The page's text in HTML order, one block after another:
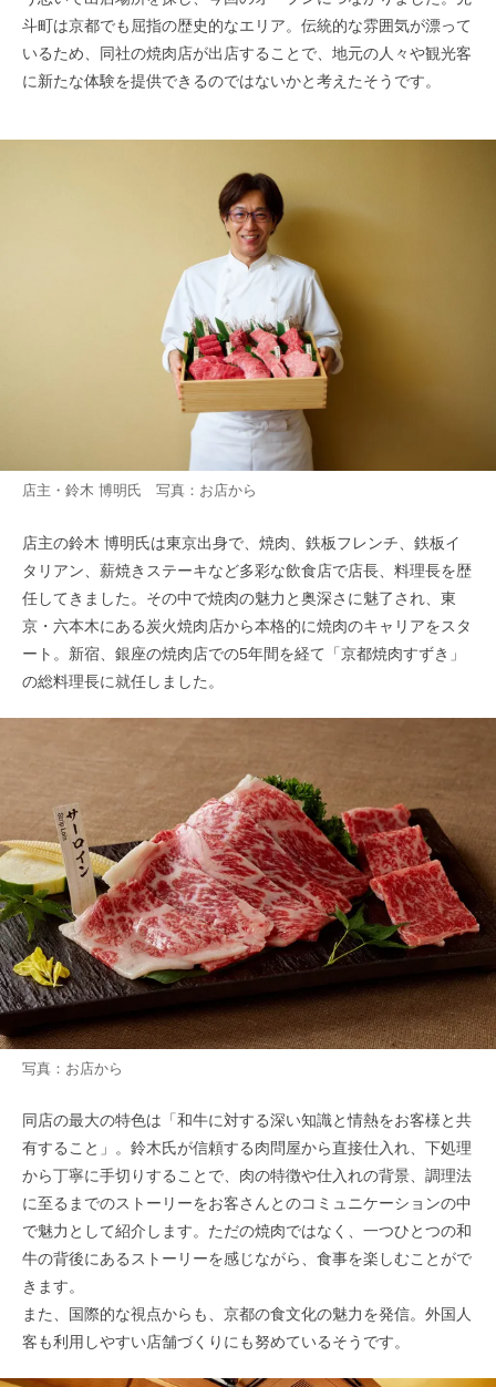
斗町は京都でも屈指の歴史的なエリア。伝統的な雰囲気が漂って
いるため、同社の焼肉店が出店することで、地元の人々や観光客
に新たな体験を提供できるのではないかと考えたそうです。
店主・鈴木 博明氏 写真：お店から
店主の鈴木 博明氏は東京出身で、焼肉、鉄板フレンチ、鉄板イ
タリアン、薪焼きステーキなど多彩な飲食店で店長、料理長を歴
任してきました。その中で焼肉の魅力と奥深さに魅了され、東
京・六本木にある炭火焼肉店から本格的に焼肉のキャリアをスタ
ート。新宿、銀座の焼肉店での5年間を経て「京都焼肉すずき」
の総料理長に就任しました。
写真：お店から
同店の最大の特色は「和牛に対する深い知識と情熱をお客様と共
有すること」。鈴木氏が信頼する肉問屋から直接仕入れ、下処理
から丁寧に手切りすることで、肉の特徴や仕入れの背景、調理法
に至るまでのストーリーをお客さんとのコミュニケーションの中
で魅力として紹介します。ただの焼肉ではなく、一つひとつの和
牛の背後にあるストーリーを感じながら、食事を楽しむことがで
きます。
また、国際的な視点からも、京都の食文化の魅力を発信。外国人
客も利用しやすい店舗づくりにも努めているそうです。